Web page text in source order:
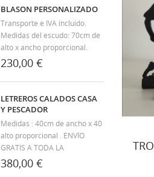
artesanía y fabricación de
productos en forja. Nuestros
artículos aúnan el diseño y la
exclusividad a...
BLASON PERSONALIZADO
Transporte e IVA incluido.
Medidas del escudo: 70cm de
alto x ancho proporcional.
ENVÍO GRATIS A TODA LA
PENÍNSULA. Diseño exclusivo
y personalizado . Desde Forja
Campos llevamos más de 30
años dedicándonos a la
artesanía y fabricación de...
230,00 €
LETREROS CALADOS CASA
Y PESCADOR
Medidas : 40cm de ancho x 40
alto proporcional . ENVÍO
GRATIS A TODA LA
PENÍNSULA. Desde Forja
Campos llevamos más de 30
380,00 €